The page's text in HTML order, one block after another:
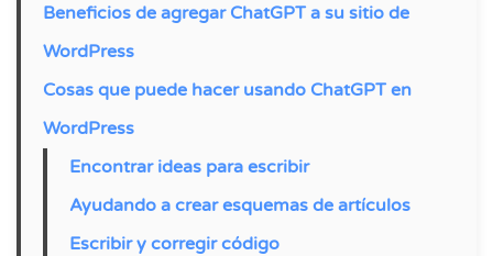
Beneficios de agregar ChatGPT a su sitio de
WordPress
Cosas que puede hacer usando ChatGPT en
WordPress
Encontrar ideas para escribir
Ayudando a crear esquemas de artículos
Escribir y corregir código